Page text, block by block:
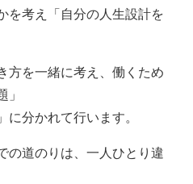
を考え「自分の人生設計を
方を一緒に考え、働くため
」
に分かれて行います。
の道のりは、一人ひとり違